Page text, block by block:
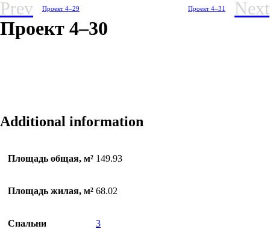
Prev Проект 4–29 Проект 4–31 Next
Проект 4–30
Additional information
Площадь общая, м² 149.93
Площадь жилая, м² 68.02
Спальни 3